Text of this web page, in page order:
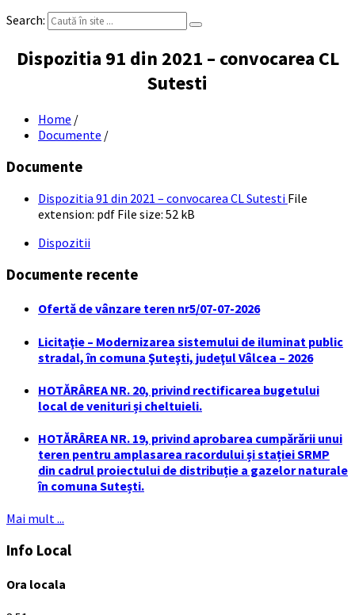
Search:
Dispozitia 91 din 2021 – convocarea CL
Sutesti
Home /
Documente /
Documente
Dispozitia 91 din 2021 – convocarea CL Sutesti File
extension: pdf File size: 52 kB
Dispozitii
Documente recente
Ofertă de vânzare teren nr5/07-07-2026
Licitaţie – Modernizarea sistemului de iluminat public
stradal, în comuna Şuteşti, judeţul Vâlcea – 2026
HOTĂRÂREA NR. 20, privind rectificarea bugetului
local de venituri și cheltuieli.
HOTĂRÂREA NR. 19, privind aprobarea cumpărării unui
teren pentru amplasarea racordului și stației SRMP
din cadrul proiectului de distribuție a gazelor naturale
în comuna Sutești.
Mai mult ...
Info Local
Ora locala